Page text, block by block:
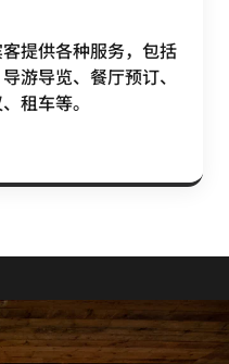
提供各种服务，包括
游导览、餐厅预订、
租车等。